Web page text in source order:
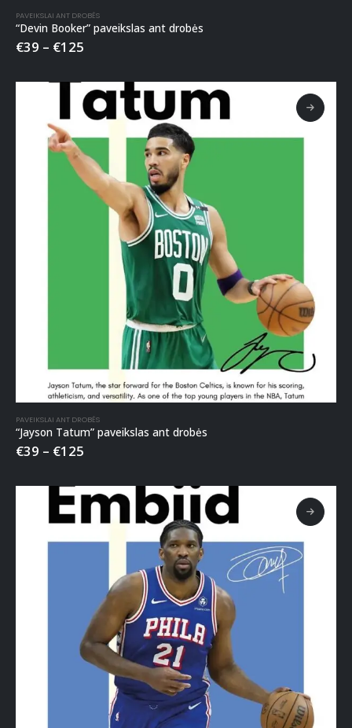
PAVEIKSLAI ANT DROBĖS
“Devin Booker” paveikslas ant drobės
€39 – €125
PAVEIKSLAI ANT DROBĖS
“Jayson Tatum” paveikslas ant drobės
€39 – €125